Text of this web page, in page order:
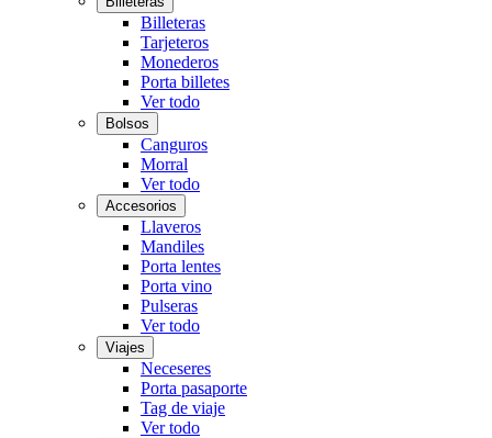
Billeteras
Tarjeteros
Monederos
Porta billetes
Ver todo
Bolsos
Canguros
Morral
Ver todo
Accesorios
Llaveros
Mandiles
Porta lentes
Porta vino
Pulseras
Ver todo
Viajes
Neceseres
Porta pasaporte
Tag de viaje
Ver todo